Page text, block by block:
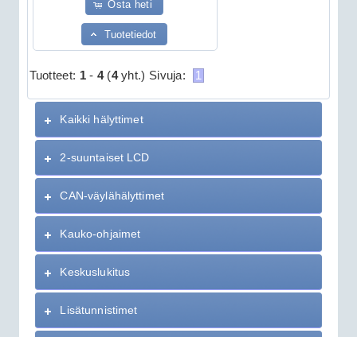
Osta heti
Tuotetiedot
Tuotteet: 1- 4(4yht.) Sivuja: 1
Kaikki hälyttimet
2-suuntaiset LCD
CAN-väylähälyttimet
Kauko-ohjaimet
Keskuslukitus
Lisätunnistimet